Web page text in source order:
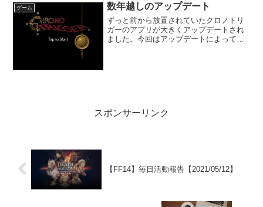
ゲーム 数年越しのアップデート
ずっと前から放置されていたクロノトリ
ガーのアプリが大きくアップデートされ
ました。今回はアップデートによって変
スポンサーリンク
【FF14】毎日活動報告【2021/05/12】